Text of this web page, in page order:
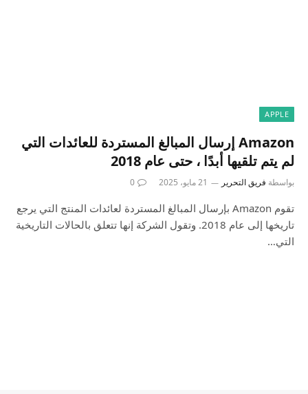
APPLE
Amazon إرسال المبالغ المستردة للعائدات التي
لم يتم تلقيها أبدًا ، حتى عام 2018
بواسطة فريق التحرير 21 مايو، 2025 0
تقوم Amazon بإرسال المبالغ المستردة لعائدات المنتج التي يرجع
تاريخها إلى عام 2018. وتقول الشركة إنها تتعلق بالحالات التاريخية
التي…